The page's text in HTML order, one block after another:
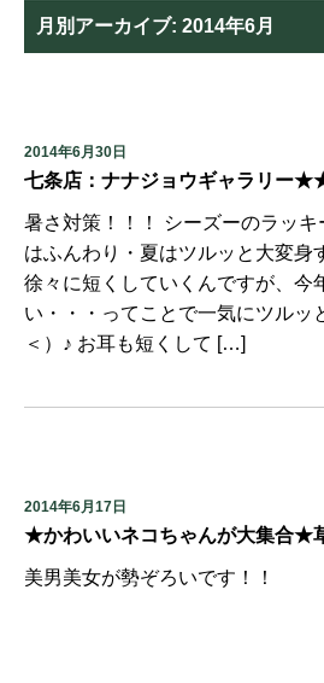
月別アーカイブ: 2014年6月
2014年6月30日
七条店：ナナジョウギャラリー
暑さ対策！！！ シーズーのラッ
はふんわり・夏はツルッと大変
徐々に短くしていくんですが、今
い・・・ってことで一気にツルッ
＜）♪ お耳も短くして […]
2014年6月17日
★かわいいネコちゃんが大集合★
美男美女が勢ぞろいです！！